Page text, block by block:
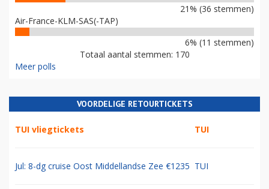
21% (36 stemmen)
Air-France-KLM-SAS(-TAP)
6% (11 stemmen)
Totaal aantal stemmen: 170
Meer polls
VOORDELIGE RETOURTICKETS
TUI vliegtickets TUI
Jul: 8-dg cruise Oost Middellandse Zee €1235 TUI